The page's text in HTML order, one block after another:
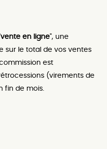
vente en ligne", une
sur le total de vos ventes
est
(virements de
fin de mois.